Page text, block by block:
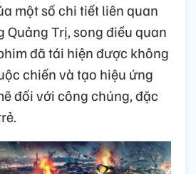
một số chi tiết liên quan
Quảng Trị, song điều quan
đã tái hiện được không
chiến và tạo hiệu ứng
đối với công chúng, đặc